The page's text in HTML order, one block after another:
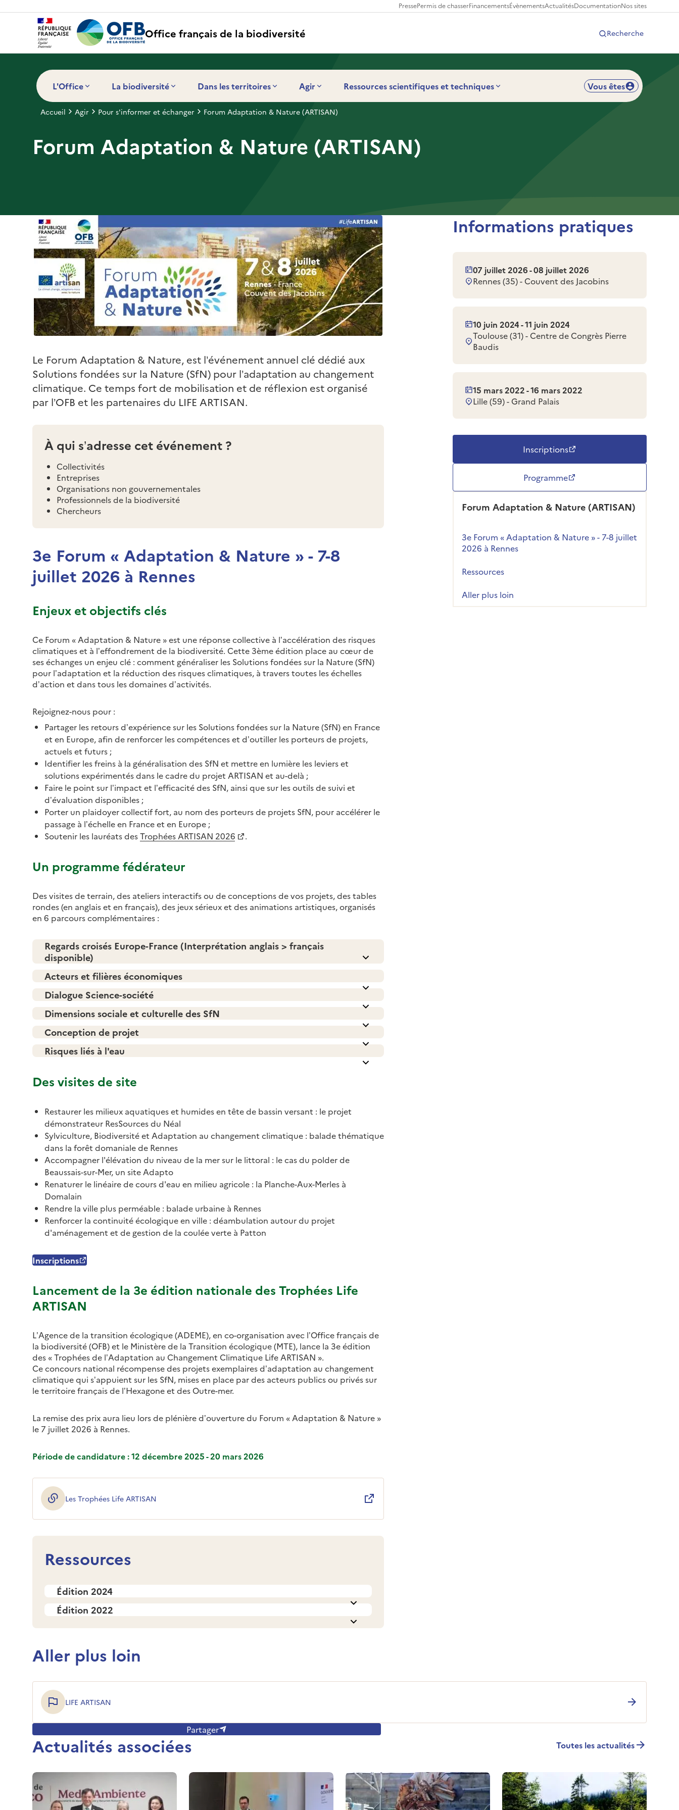
PressePermis de chasserFinancementsÉvènementsActualitésDocumentationNos sites
Office français de la biodiversité Recherche
L'Office La biodiversité Dans les territoires Agir Ressources scientifiques et techniques Vous êtes
Accueil Agir Pour s'informer et échanger Forum Adaptation & Nature (ARTISAN)
Forum Adaptation & Nature (ARTISAN)
Le Forum Adaptation & Nature, est l’événement annuel clé dédié aux
Solutions fondées sur la Nature (SfN) pour l’adaptation au changement
climatique. Ce temps fort de mobilisation et de réflexion est organisé
par l’OFB et les partenaires du LIFE ARTISAN.
Informations pratiques
07 juillet 2026 - 08 juillet 2026
Rennes (35) - Couvent des Jacobins
10 juin 2024 - 11 juin 2024
Toulouse (31) - Centre de Congrès Pierre
Baudis
15 mars 2022 - 16 mars 2022
Lille (59) - Grand Palais
Inscriptions
Programme
Forum Adaptation & Nature (ARTISAN)
3e Forum « Adaptation & Nature » - 7-8 juillet
2026 à Rennes
Ressources
Aller plus loin
À qui s’adresse cet événement ?
Collectivités
Entreprises
Organisations non gouvernementales
Professionnels de la biodiversité
Chercheurs
3e Forum « Adaptation & Nature » - 7-8
juillet 2026 à Rennes
Enjeux et objectifs clés
Ce Forum « Adaptation & Nature » est une réponse collective à l’accélération des risques
climatiques et à l’effondrement de la biodiversité. Cette 3ème édition place au cœur de
ses échanges un enjeu clé : comment généraliser les Solutions fondées sur la Nature (SfN)
pour l’adaptation et la réduction des risques climatiques, à travers toutes les échelles
d’action et dans tous les domaines d’activités.
Rejoignez-nous pour :
Partager les retours d’expérience sur les Solutions fondées sur la Nature (SfN) en France
et en Europe, afin de renforcer les compétences et d’outiller les porteurs de projets,
actuels et futurs ;
Identifier les freins à la généralisation des SfN et mettre en lumière les leviers et
solutions expérimentés dans le cadre du projet ARTISAN et au-delà ;
Faire le point sur l’impact et l’efficacité des SfN, ainsi que sur les outils de suivi et
d’évaluation disponibles ;
Porter un plaidoyer collectif fort, au nom des porteurs de projets SfN, pour accélérer le
passage à l’échelle en France et en Europe ;
Soutenir les lauréats desTrophées ARTISAN 2026 .
Un programme fédérateur
Des visites de terrain, des ateliers interactifs ou de conceptions de vos projets, des tables
rondes (en anglais et en français), des jeux sérieux et des animations artistiques, organisés
en 6 parcours complémentaires :
Regards croisés Europe-France (Interprétation anglais > français
disponible)
Acteurs et filières économiques
Dialogue Science-société
Dimensions sociale et culturelle des SfN
Conception de projet
Risques liés à l'eau
Des visites de site
Restaurer les milieux aquatiques et humides en tête de bassin versant : le projet
démonstrateur ResSources du Néal
Sylviculture, Biodiversité et Adaptation au changement climatique : balade thématique
dans la forêt domaniale de Rennes
Accompagner l'élévation du niveau de la mer sur le littoral : le cas du polder de
Beaussais-sur-Mer, un site Adapto
Renaturer le linéaire de cours d'eau en milieu agricole : la Planche-Aux-Merles à
Domalain
Rendre la ville plus perméable : balade urbaine à Rennes
Renforcer la continuité écologique en ville : déambulation autour du projet
d'aménagement et de gestion de la coulée verte à Patton
Inscriptions
Lancement de la 3e édition nationale des Trophées Life
ARTISAN
L’Agence de la transition écologique (ADEME), en co-organisation avec l’Office français de
la biodiversité (OFB) et le Ministère de la Transition écologique (MTE), lance la 3e édition
des « Trophées de l’Adaptation au Changement Climatique Life ARTISAN ».
Ce concours national récompense des projets exemplaires d’adaptation au changement
climatique qui s’appuient sur les SfN, mises en place par des acteurs publics ou privés sur
le territoire français de l’Hexagone et des Outre-mer.
La remise des prix aura lieu lors de plénière d’ouverture du Forum « Adaptation & Nature »
le 7 juillet 2026 à Rennes.
Période de candidature : 12 décembre 2025 - 20 mars 2026
Les Trophées Life ARTISAN
(ouverture dans une nouvelle fenêtre)
Ressources
Édition 2024
Édition 2022
Aller plus loin
LIFE ARTISAN
Partager
Actualités associées Toutes les actualités